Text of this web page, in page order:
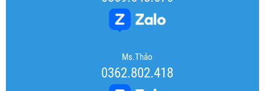
Ms.Thảo
0362.802.418